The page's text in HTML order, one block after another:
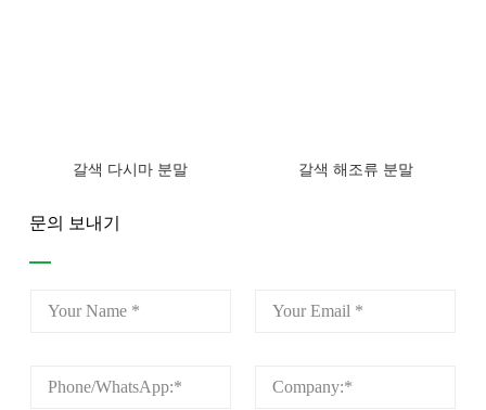
갈색 다시마 분말 갈색 해조류 분말
문의 보내기